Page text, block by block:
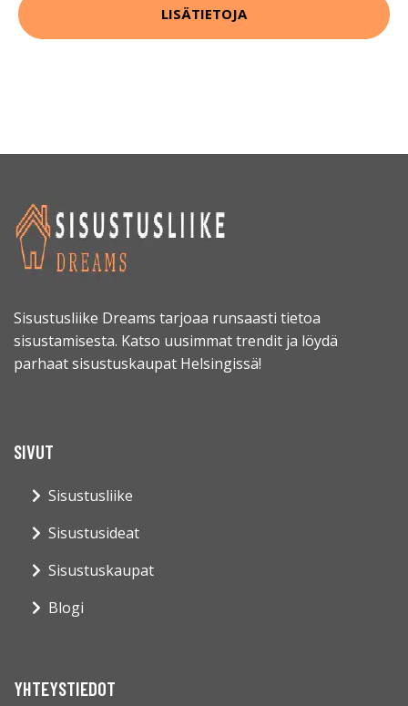
LISÄTIETOJA
Sisustusliike Dreams tarjoaa runsaasti tietoa
sisustamisesta. Katso uusimmat trendit ja löydä
parhaat sisustuskaupat Helsingissä!
SIVUT
Sisustusliike
Sisustusideat
Sisustuskaupat
Blogi
YHTEYSTIEDOT